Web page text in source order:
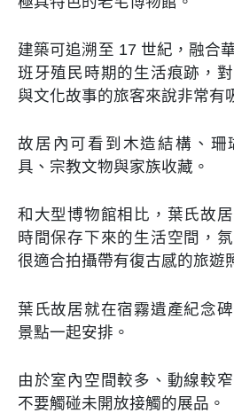
建築可追溯至 17 世紀，融合
班牙殖民時期的生活痕跡，
與文化故事的旅客來說非常有
故居內可看到木造結構、珊
具、宗教文物與家族收藏。
和大型博物館相比，葉氏故
時間保存下來的生活空間，
很適合拍攝帶有復古感的旅遊
葉氏故居就在宿霧遺產紀念
景點一起安排。
由於室內空間較多、動線較
不要觸碰未開放接觸的展品。